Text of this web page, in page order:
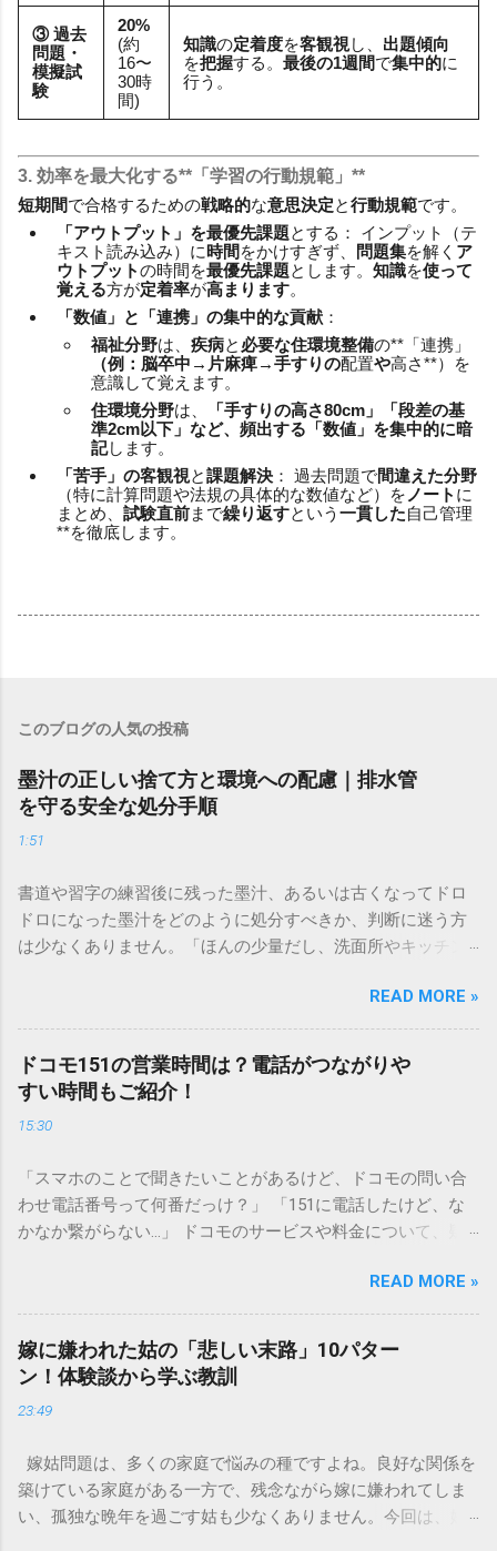
③ 過去
問題・
模擬試
験
20%
(約
16〜
30時
間)
知識の定着度を客観視し、 出題傾向
を把握する。 最後の1週間で集中的に
行う。
3. 効率を最大化する**「学習の行動規範 」**
短期間で合格するための戦略的な意思決定と行動規範です。
「アウトプット 」 を最優先課題とする： インプット（テ
キスト読み込み）に時間 をかけすぎず、 問題集を解く ア
ウトプットの時間を最優先課題とします。 知識を使って
覚える方が定着率が高まります。
「数値 」 と 「連携 」 の集中的な貢献 ：
福祉分野は、 疾病と 必要な住環境整備の**「連携」
（例：脳卒中→片麻痺→手すりの配置や高さ**）を
意識して覚えます。
住環境分野は、
「手すりの高さ80cm」「段差の基
準2cm以下」 など、 頻出する「数値」 を集中的に暗
記します。
「苦手 」 の客観視と課題解決 ： 過去問題で間違えた分野
（特に計算問題や法規の具体的な数値など）を ノート に
まとめ、 試験直前まで繰り返すという 一貫した自己管理
**を徹底します。
このブログの人気の投稿
墨汁の正しい捨て方と環境への配慮｜排水管
を守る安全な処分手順
1:51
書道や習字の練習後に残った墨汁、あるいは古くなってドロ
ドロになった墨汁をどのように処分すべきか、判断に迷う方
は少なくありません。「ほんの少量だし、洗面所やキッチン
と、実は予期せぬトラブルを招く原因となります。 墨汁は、
一般的な生活排水とは性質が大きく異なります。そのまま排
水口へ流すことは環境負荷だけでなく、ご自宅の排水設備を
傷める可能性も高いため、非常に危険です。この記事では、
墨汁を安全かつ環境に優しい方法で処分するための手順と、
容器を適切に分別する方法を徹底解説します。 墨汁を「排水
す）」と「膠（にかわ）」、そして水です。これらは非常に
微細かつ独特の粘性を持っているため、下水処理や配管維持
の観点から以下の問題が発生します。 1. 環境への深刻な負荷
施設であっても、これらの微粒子を完全に分解・除去するこ
とは容易ではありません。大量に流し続けると河川や海まで
到達し、水質の濁りや生態系へ悪影響を及ぼすリスクがあり
ます。 2. 排水管の詰まりと劣化 墨汁の粘度を保っている「膠
め、深刻な詰まりを引き起こします。特に築年数が経過した
住宅では配管トラブルが起きやすく、修理費用が高額になる
ケースも珍しくありません。 3. 頑固なシミと汚れの沈着 陶器
やホーロー製のシンクに墨汁が付着すると、細かい粒子が素
READ MORE »
ドコモ151の営業時間は？電話がつながりや
すい時間もご紹介！
15:30
「スマホのことで聞きたいことがあるけど、ドコモの問い合
わせ電話番号って何番だっけ？」 「151に電話したけど、な
かなか繋がらない…」 ドコモのサービスや料金について、疑
ンフォメーションセンター」の専用電話番号「151」ですよ
ね。 でも、「 ドコモ151は何時まで 営業しているの？」「
151は何時から 受付可能なの？」と営業時間がわからず、な
かなか電話ができない方もいるかもしれません。 この記事で
は、ドコモ151の営業時間や、電話が繋がりやすい時間帯、さ
らには電話がつながらない時の対処法をわかりやすく解説し
言うと、ドコモのインフォメーションセンター「151」の受付
時間は、 午前9時から午後8時まで です。 年中無休で、土日
祝日も営業しています。「 151 営業時間 」を気にする際、ま
READ MORE »
嫁に嫌われた姑の「悲しい末路」10パター
ン！体験談から学ぶ教訓
23:49
嫁姑問題は、多くの家庭で悩みの種ですよね。良好な関係を
築けている家庭がある一方で、残念ながら嫁に嫌われてしま
い、孤独な晩年を過ごす姑も少なくありません。今回は、嫁